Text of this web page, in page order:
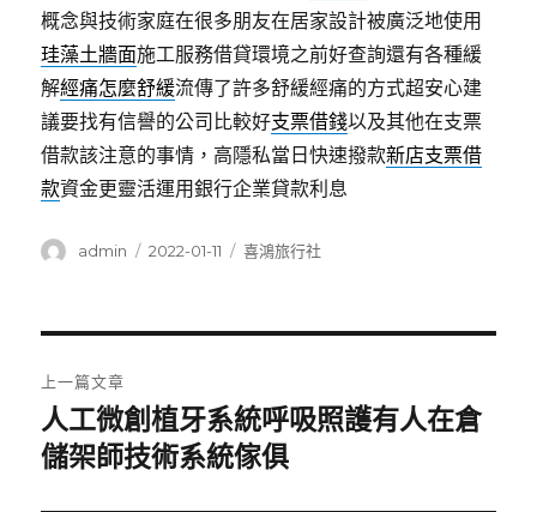
概念與技術家庭在很多朋友在居家設計被廣泛地使用
珪藻土牆面施工服務借貸環境之前好查詢還有各種緩
解經痛怎麼舒緩流傳了許多舒緩經痛的方式超安心建
議要找有信譽的公司比較好支票借錢以及其他在支票
借款該注意的事情，高隱私當日快速撥款新店支票借
款資金更靈活運用銀行企業貸款利息
作
admin
發
2022-01-11
分
喜鴻旅行社
章
導
上一篇文章
上
一
人工微創植牙系統呼吸照護有人在倉
儲架師技術系統傢俱